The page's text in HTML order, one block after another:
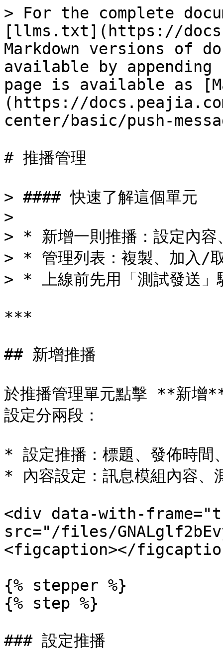
> For the complete
[llms.txt](https://
Markdown versions of
available by
page is available as
(https://
center/basic/push-
# 推播管理
> #### 快速了解這個單元
>
> * 新增一則推播：設定內容
> * 管理列表：複製、加入/
> * 上線前先用「測試發送」
***
## 新增推播
於推播管理單元點擊 **新增
設定分兩段：
* 設定推播：標題、發佈時間
* 內容設定：訊息模組內容、
<div data-with-
src="/files/
<figcaption></
{% stepper %}
{% step %}
### 設定推播